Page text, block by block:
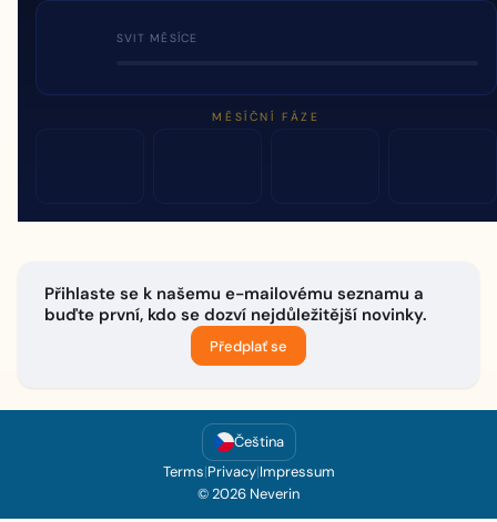
SVIT MĚSÍCE
MĚSÍČNÍ FÁZE
Přihlaste se k našemu e-mailovému seznamu a
buďte první, kdo se dozví nejdůležitější novinky.
Předplať se
Čeština
Terms|Privacy|Impressum
© 2026 Neverin